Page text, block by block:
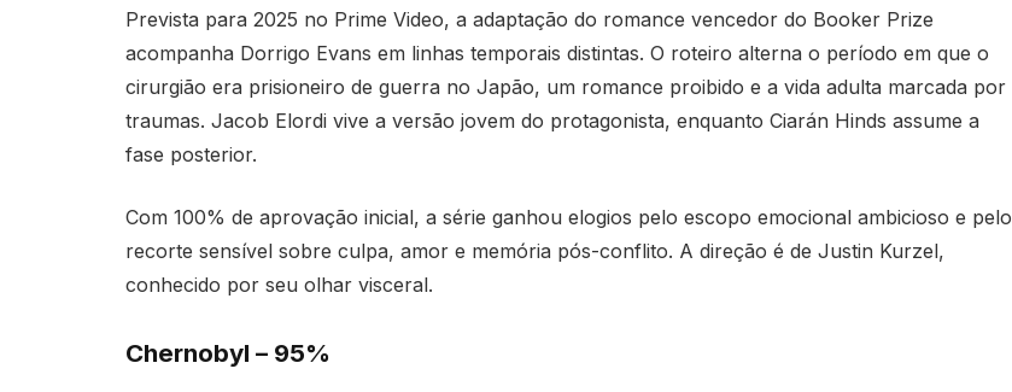
Prevista para 2025 no Prime Video, a adaptação do romance vencedor do Booker Prize
acompanha Dorrigo Evans em linhas temporais distintas. O roteiro alterna o período em que o
cirurgião era prisioneiro de guerra no Japão, um romance proibido e a vida adulta marcada por
traumas. Jacob Elordi vive a versão jovem do protagonista, enquanto Ciarán Hinds assume a
fase posterior.
Com 100% de aprovação inicial, a série ganhou elogios pelo escopo emocional ambicioso e pelo
recorte sensível sobre culpa, amor e memória pós-conflito. A direção é de Justin Kurzel,
conhecido por seu olhar visceral.
Chernobyl – 95%